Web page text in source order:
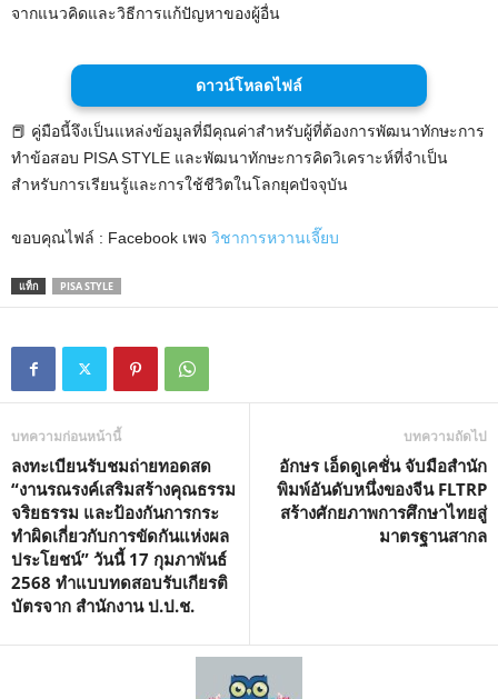
จากแนวคิดและวิธีการแก้ปัญหาของผู้อื่น
ดาวน์โหลดไฟล์
📕 คู่มือนี้จึงเป็นแหล่งข้อมูลที่มีคุณค่าสำหรับผู้ที่ต้องการพัฒนาทักษะการ
ทำข้อสอบ PISA STYLE และพัฒนาทักษะการคิดวิเคราะห์ที่จำเป็น
สำหรับการเรียนรู้และการใช้ชีวิตในโลกยุคปัจจุบัน
ขอบคุณไฟล์ : Facebook เพจ วิชาการหวานเจี๊ยบ
แท็ก PISA STYLE
บทความก่อนหน้านี้
ลงทะเบียนรับชมถ่ายทอดสด
“งานรณรงค์เสริมสร้างคุณธรรม
จริยธรรม และป้องกันการกระ
ทำผิดเกี่ยวกับการขัดกันแห่งผล
ประโยชน์” วันนี้ 17 กุมภาพันธ์
2568 ทำแบบทดสอบรับเกียรติ
บัตรจาก สำนักงาน ป.ป.ช.
บทความถัดไป
อักษร เอ็ดดูเคชั่น จับมือสำนัก
พิมพ์อันดับหนึ่งของจีน FLTRP
สร้างศักยภาพการศึกษาไทยสู่
มาตรฐานสากล